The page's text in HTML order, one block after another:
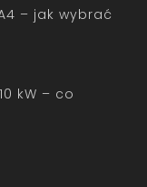
– jak wybrać
kW – co